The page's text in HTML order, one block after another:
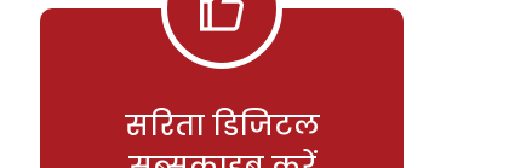
सरिता डिजिटल